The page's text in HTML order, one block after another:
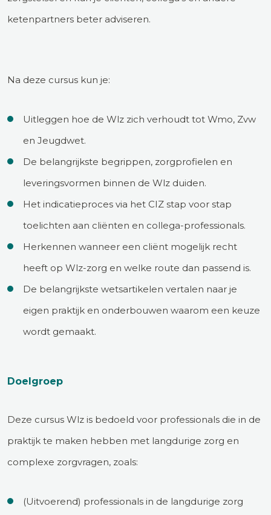
ketenpartners beter adviseren.
Na deze cursus kun je:
Uitleggen hoe de Wlz zich verhoudt tot Wmo, Zvw
en Jeugdwet.
De belangrijkste begrippen, zorgprofielen en
leveringsvormen binnen de Wlz duiden.
Het indicatieproces via het CIZ stap voor stap
toelichten aan cliënten en collega-professionals.
Herkennen wanneer een cliënt mogelijk recht
heeft op Wlz-zorg en welke route dan passend is.
De belangrijkste wetsartikelen vertalen naar je
eigen praktijk en onderbouwen waarom een keuze
wordt gemaakt.
Doelgroep
Deze cursus Wlz is bedoeld voor professionals die in de
praktijk te maken hebben met langdurige zorg en
complexe zorgvragen, zoals:
(Uitvoerend) professionals in de langdurige zorg